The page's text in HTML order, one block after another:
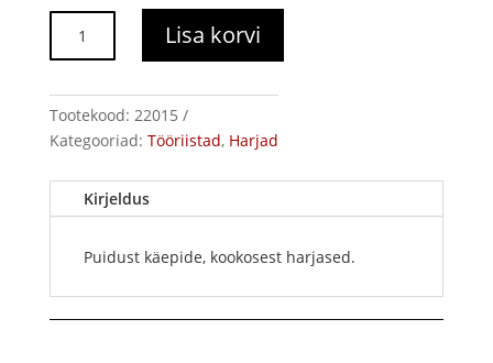
kookosharjastegaLisa korvi
Tootekood: 22015
Kategooriad: Tööriistad, Harjad
Kirjeldus
Puidust käepide, kookosest harjased.